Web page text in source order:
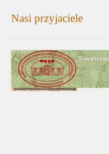
Nasi przyjaciele